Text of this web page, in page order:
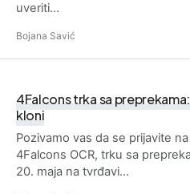
uveriti…
Bojana Savić
4Falcons trka sa
kloni
Pozivamo vas da se prijavite
4Falcons OCR, trku sa
20. maja na tvrđavi…